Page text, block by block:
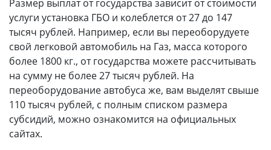
Размер выплат от государства зависит от стоимости
услуги установка ГБО и колеблется от 27 до 147
тысяч рублей. Например, если вы переоборудуете
свой легковой автомобиль на Газ, масса которого
более 1800 кг., от государства можете рассчитывать
на сумму не более 27 тысяч рублей. На
переоборудование автобуса же, вам выделят свыше
110 тысяч рублей, с полным списком размера
субсидий, можно ознакомится на официальных
сайтах.